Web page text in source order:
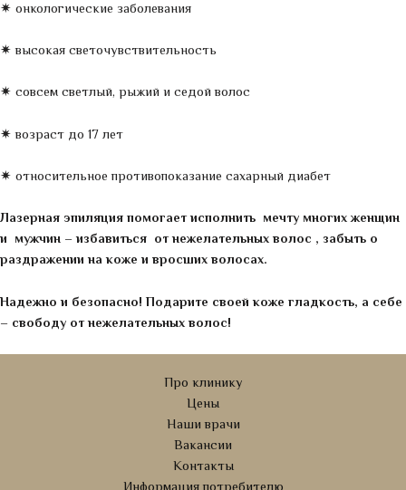
✷ онкологические заболевания
✷ высокая светочувствительность
✷ совсем светлый, рыжий и седой волос
✷ возраст до 17 лет
✷ относительное противопоказание сахарный диабет
Лазерная эпиляция помогает исполнить мечту многих женщин
и мужчин – избавиться от нежелательных волос , забыть о
раздражении на коже и вросших волосах.
Надежно и безопасно! Подарите своей коже гладкость, а себе
– свободу от нежелательных волос!
Про клинику
Цены
Наши врачи
Вакансии
Контакты
Информация потребителю